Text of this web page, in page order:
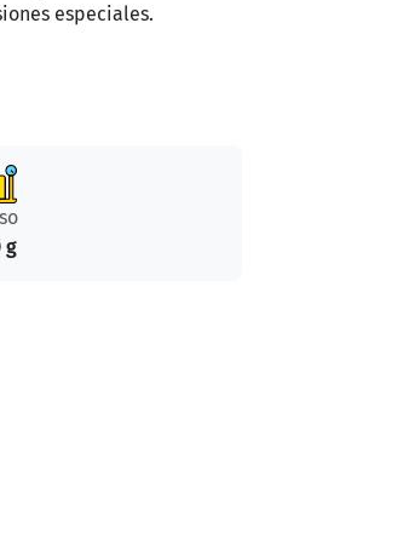
especiales.
g